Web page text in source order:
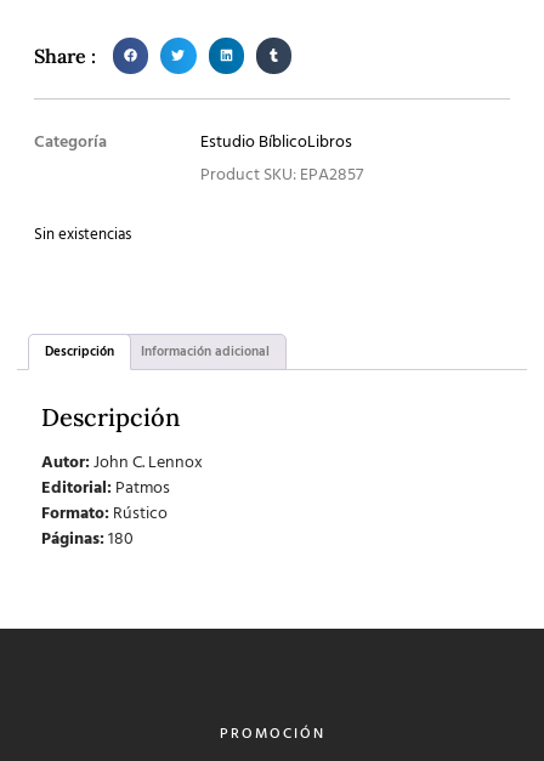
Share :
Categoría Estudio BíblicoLibros
Product SKU: EPA2857
Sin existencias
Descripción Información adicional
Descripción
Autor:John C. Lennox
Editorial:Patmos
Formato:Rústico
Páginas:180
PROMOCIÓN